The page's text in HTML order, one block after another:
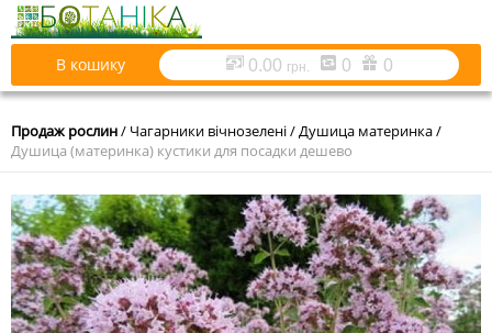
В кошику 0.00 грн. 0 0
Продаж рослин/ Чагарники вічнозелені/Душица материнка/
Душица (материнка) кустики для посадки дешево